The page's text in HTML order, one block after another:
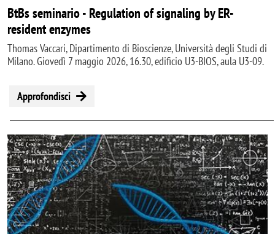
BtBs seminario - Regulation of signaling by ER-
resident enzymes
Thomas Vaccari, Dipartimento di Bioscienze, Università degli Studi di
Milano. Giovedì 7 maggio 2026, 16.30, edificio U3-BIOS, aula U3-09.
Approfondisci